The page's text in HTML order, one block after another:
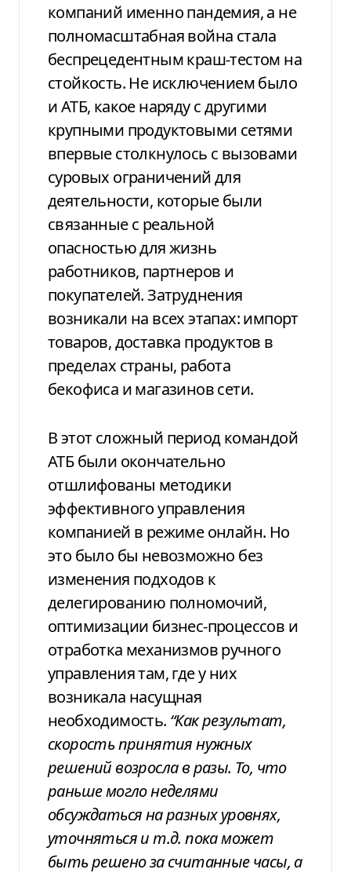
компаний именно пандемия, а не
полномасштабная война стала
беспрецедентным краш-тестом на
стойкость. Не исключением было
и АТБ, какое нарядус другими
крупными продуктовыми сетями
впервые столкнулось с вызовами
суровых ограничений для
деятельности, которые были
связанные с реальной
опасностью дляжизнь
работников, партнеров и
покупателей.Затруднения
возникали на всех этапах: импорт
товаров, доставка продуктов в
пределах страны, работа
бекофиса и магазиновсети.
В этот сложный период командой
АТБ были окончательно
отшлифованы методики
эффективного управления
компанией в режиме онлайн. Но
это было бы невозможно без
изменения подходов к
делегированию полномочий,
оптимизации бизнес-процессов и
отработка механизмовручного
управления там, где у них
возникала насущная
необходимость. “Какрезультат,
скорость принятия нужных
решений возросла в разы. То, что
раньше моглонеделями
обсуждаться на разных уровнях,
уточняться и т.д. пока может
быть решено за считанные часы, а